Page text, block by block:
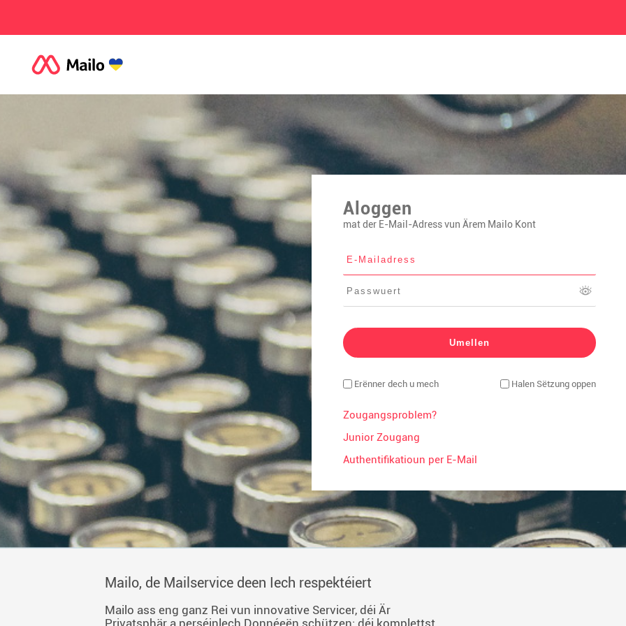
Aloggen
mat der E-Mail-Adress vun Ärem Mailo Kont
Erënner dech u mech Halen Sëtzung oppen
Zougangsproblem?
Junior Zougang
Authentifikatioun per E-Mail
Mailo, de Mailservice deen Iech respektéiert
Mailo ass eng ganz Rei vun innovative Servicer, déi Är
Privatsphär a perséinlech Donnéeën schützen: déi komplettst